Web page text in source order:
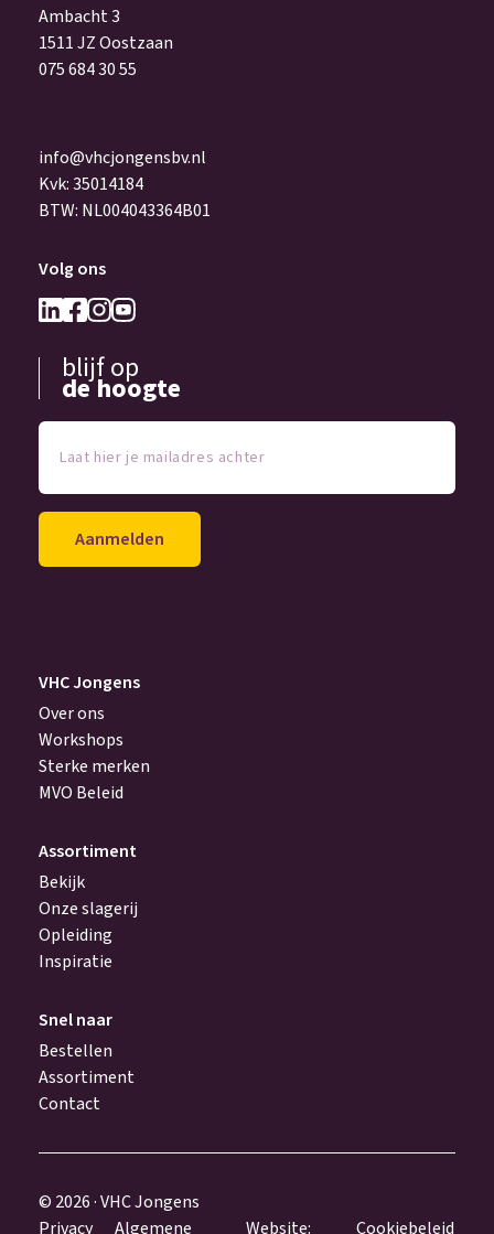
Ambacht 3
1511 JZ Oostzaan
075 684 30 55
info@vhcjongensbv.nl
Kvk: 35014184
BTW: NL004043364B01
Volg ons
blijf op
de hoogte
je
achter
VHC Jongens
Over ons
Workshops
Sterke merken
MVO Beleid
Assortiment
Bekijk
Onze slagerij
Opleiding
Inspiratie
Snel naar
Bestellen
Assortiment
Contact
© 2026 · VHC Jongens
Privacy
Algemene Website: Cookiebeleid